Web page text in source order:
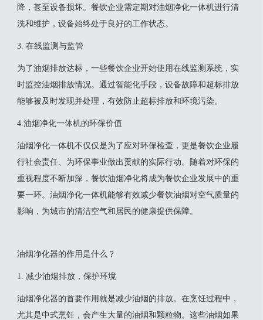
降，甚至设备损坏。餐饮企业需定期对油烟净化一体机进行清
洗和维护，设备始终处于良好的工作状态。
3. 在线监测与监管
为了油烟排放达标，一些餐饮企业开始使用在线监测系统，实
时监控油烟排放情况。通过智能化手段，设备故障和超标排放
能够被及时发现并处理，有效防止超标排放和环境污染。
4.油烟净化一体机的环保价值
油烟净化一体机不仅仅是为了应对环保检查，更是餐饮企业履
行社会责任、为环保事业做出贡献的实际行动。随着对环保的
重视程度不断加深，餐饮油烟净化将成为餐饮企业发展中的重
要一环。油烟净化一体机能够有效减少餐饮油烟对空气质量的
影响，为城市的清洁空气和居民的健康提供保障。
油烟净化器的作用是什么？
1. 减少油烟排放，保护环境
油烟净化器的首要作用就是减少油烟的排放。在烹饪过程中，
尤其是中式烹饪，会产生大量的油烟和颗粒物。这些油烟如果